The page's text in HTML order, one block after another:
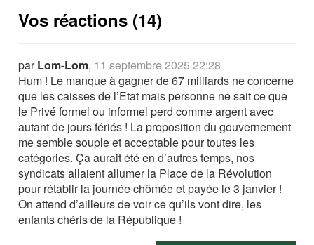
Vos réactions (14)
parLom-Lom, 11 septembre 2025 22:28
Hum ! Le manque à gagner de 67 milliards ne concerne
que les caisses de l’Etat mais personne ne sait ce que
le Privé formel ou informel perd comme argent avec
autant de jours fériés ! La proposition du gouvernement
me semble souple et acceptable pour toutes les
catégories. Ça aurait été en d’autres temps, nos
syndicats allaient allumer la Place de la Révolution
pour rétablir la journée chômée et payée le 3 janvier !
On attend d’ailleurs de voir ce qu’ils vont dire, les
enfants chéris de la République !